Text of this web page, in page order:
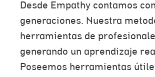
Desde Empathy contamos
generaciones. Nuestra
herramientas de
generando un aprendizaje
Poseemos herramientas